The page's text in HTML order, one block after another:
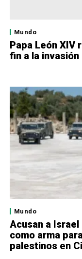
Mundo
Papa León XIV
fin a la
Mundo
Acusan a
como arma
palestinos en